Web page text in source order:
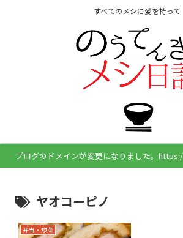
すべてのメシに愛を持って
ブログのドメインが変更になりました。
ヤオコーピノ
弁当・惣菜